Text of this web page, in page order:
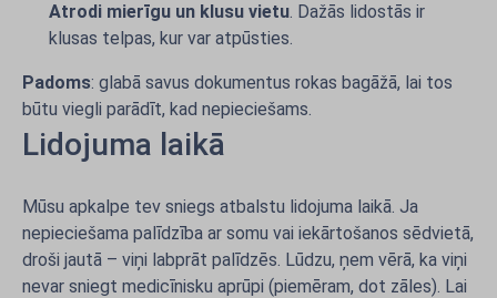
Atrodi mierīgu un klusu vietu. Dažās lidostās ir
klusas telpas, kur var atpūsties.
Padoms: glabā savus dokumentus rokas bagāžā, lai tos
būtu viegli parādīt, kad nepieciešams.
Lidojuma laikā
Mūsu apkalpe tev sniegs atbalstu lidojuma laikā. Ja
nepieciešama palīdzība ar somu vai iekārtošanos sēdvietā,
droši jautā – viņi labprāt palīdzēs. Lūdzu, ņem vērā, ka viņi
nevar sniegt medicīnisku aprūpi (piemēram, dot zāles). Lai